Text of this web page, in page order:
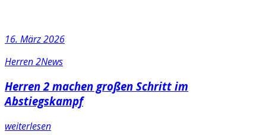
16. März 2026
Herren 2News
Herren 2 machen großen Schritt im
Abstiegskampf
weiterlesen